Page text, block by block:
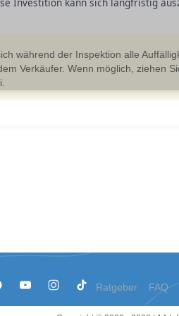
während der Inspektion alle
Verkäufer. Wenn möglich, ziehen
Ratgeber FAQ